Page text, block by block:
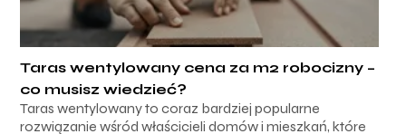
Taras wentylowany cena za m2 robocizny –
co musisz wiedzieć?
Taras wentylowany to coraz bardziej popularne
rozwiązanie wśród właścicieli domów i mieszkań, które